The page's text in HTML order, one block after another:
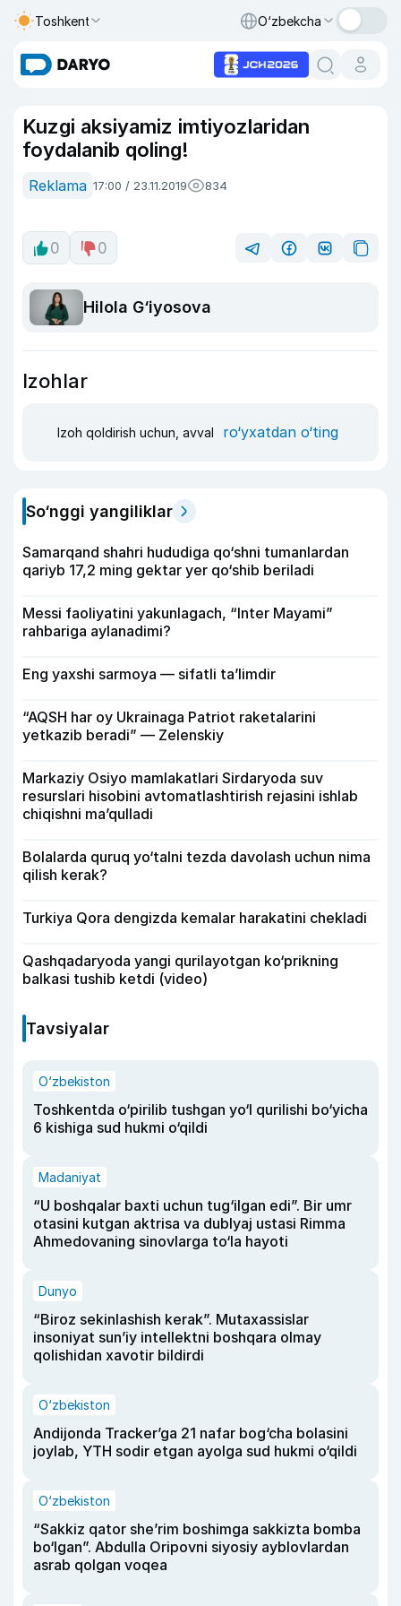
Toshkent O‘zbekcha
Kuzgi aksiyamiz imtiyozlaridan
foydalanib qoling!
Reklama 17:00 / 23.11.2019 834
0 0
Hilola G‘iyosova
Izohlar
Izoh qoldirish uchun, avval ro‘yxatdan o‘ting
So‘nggi yangiliklar
Samarqand shahri hududiga qo‘shni tumanlardan
qariyb 17,2 ming gektar yer qo‘shib beriladi
Messi faoliyatini yakunlagach, “Inter Mayami”
rahbariga aylanadimi?
Eng yaxshi sarmoya — sifatli ta’limdir
“AQSH har oy Ukrainaga Patriot raketalarini
yetkazib beradi” — Zelenskiy
Markaziy Osiyo mamlakatlari Sirdaryoda suv
resurslari hisobini avtomatlashtirish rejasini ishlab
chiqishni ma’qulladi
Bolalarda quruq yo‘talni tezda davolash uchun nima
qilish kerak?
Turkiya Qora dengizda kemalar harakatini chekladi
Qashqadaryoda yangi qurilayotgan ko‘prikning
balkasi tushib ketdi (video)
Tavsiyalar
O‘zbekiston
Toshkentda o‘pirilib tushgan yo‘l qurilishi bo‘yicha
6 kishiga sud hukmi o‘qildi
Madaniyat
“U boshqalar baxti uchun tug‘ilgan edi”. Bir umr
otasini kutgan aktrisa va dublyaj ustasi Rimma
Ahmedovaning sinovlarga to‘la hayoti
Dunyo
“Biroz sekinlashish kerak”. Mutaxassislar
insoniyat sun’iy intellektni boshqara olmay
qolishidan xavotir bildirdi
O‘zbekiston
Andijonda Tracker’ga 21 nafar bog‘cha bolasini
joylab, YTH sodir etgan ayolga sud hukmi o‘qildi
O‘zbekiston
“Sakkiz qator she’rim boshimga sakkizta bomba
bo‘lgan”. Abdulla Oripovni siyosiy ayblovlardan
asrab qolgan voqea